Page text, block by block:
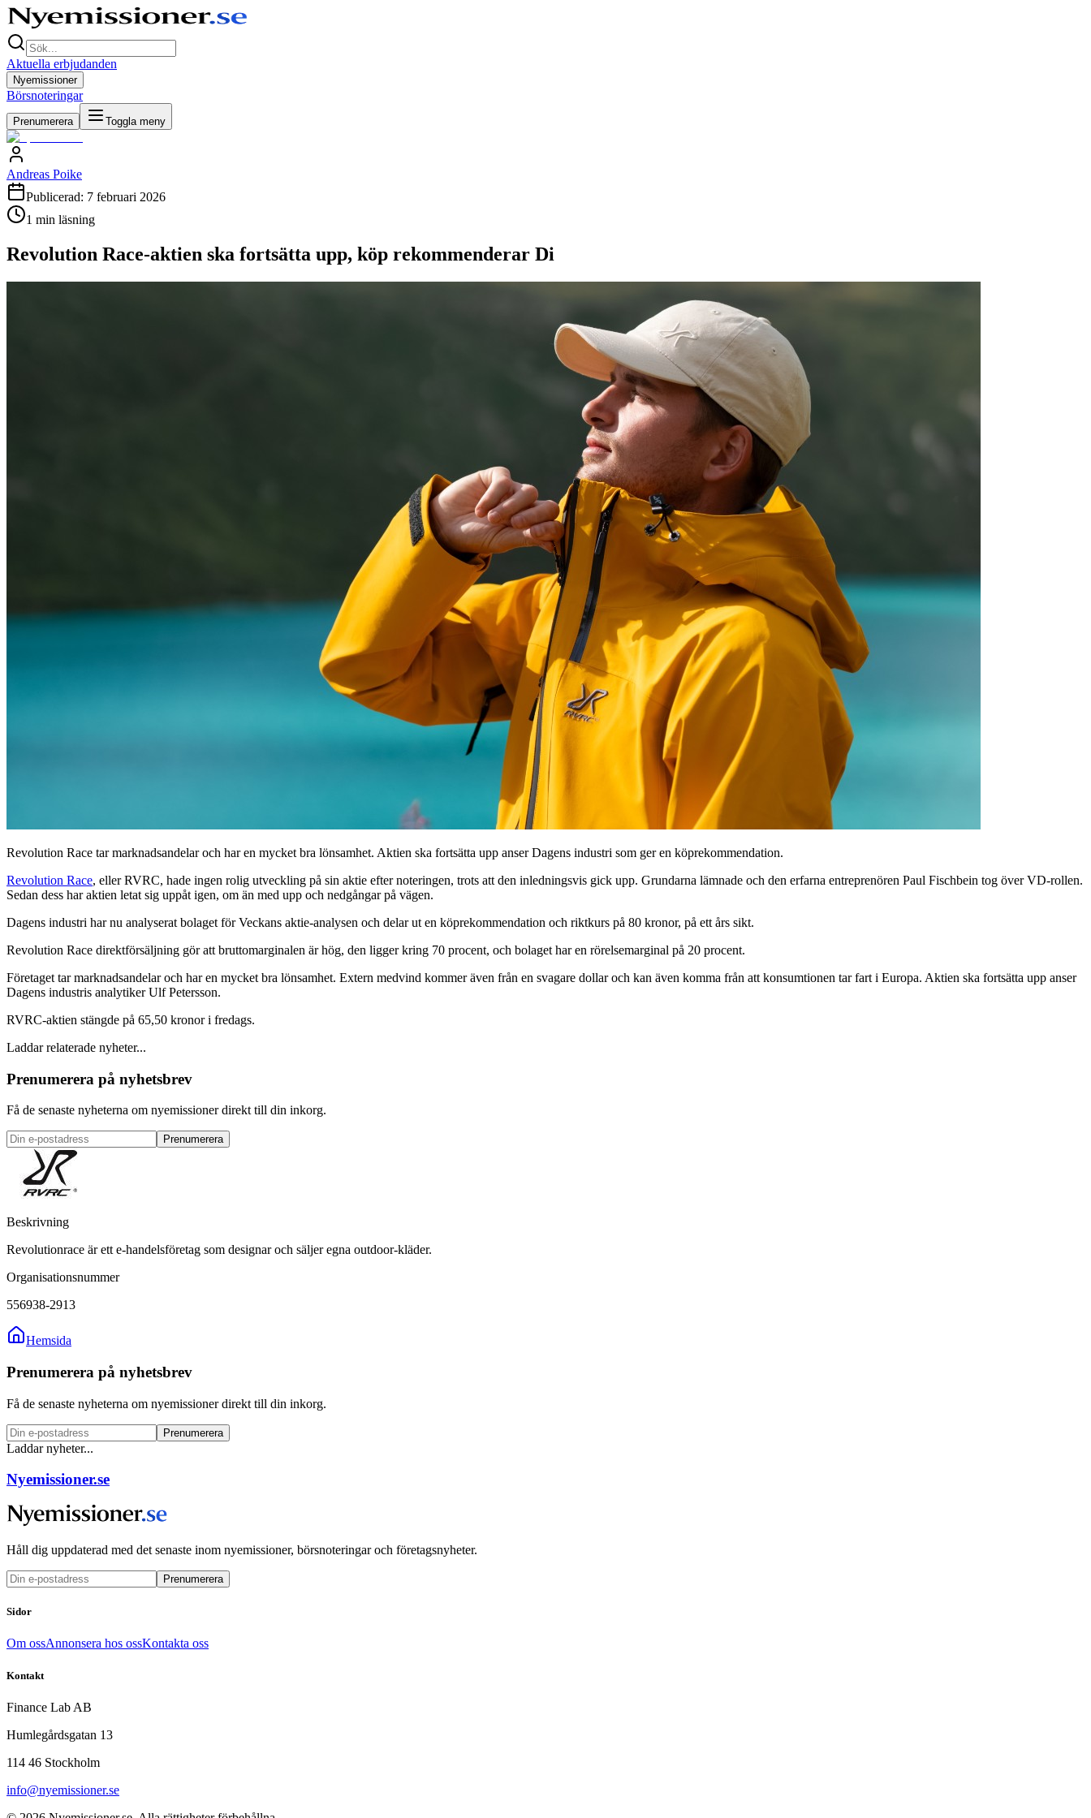
Aktuella erbjudanden
Nyemissioner
Börsnoteringar
Prenumerera Toggla meny
Andreas Poike
Publicerad: 7 februari 2026
1 min läsning
Revolution Race-aktien ska fortsätta upp, köp rekommenderar Di
Revolution Race tar marknadsandelar och har en mycket bra lönsamhet. Aktien ska fortsätta upp anser Dagens industri som ger en köprekommendation.
Revolution Race, eller RVRC, hade ingen rolig utveckling på sin aktie efter noteringen, trots att den inledningsvis gick upp. Grundarna lämnade och den erfarna entreprenören Paul Fischbein tog över VD-rollen.
Sedan dess har aktien letat sig uppåt igen, om än med upp och nedgångar på vägen.
Dagens industri har nu analyserat bolaget för Veckans aktie-analysen och delar ut en köprekommendation och riktkurs på 80 kronor, på ett års sikt.
Revolution Race direktförsäljning gör att bruttomarginalen är hög, den ligger kring 70 procent, och bolaget har en rörelsemarginal på 20 procent.
Företaget tar marknadsandelar och har en mycket bra lönsamhet. Extern medvind kommer även från en svagare dollar och kan även komma från att konsumtionen tar fart i Europa. Aktien ska fortsätta upp anser
Dagens industris analytiker Ulf Petersson.
RVRC-aktien stängde på 65,50 kronor i fredags.
Laddar relaterade nyheter...
Prenumerera på nyhetsbrev
Få de senaste nyheterna om nyemissioner direkt till din inkorg.
Prenumerera
Beskrivning
Revolutionrace är ett e-handelsföretag som designar och säljer egna outdoor-kläder.
Organisationsnummer
556938-2913
Hemsida
Prenumerera på nyhetsbrev
Få de senaste nyheterna om nyemissioner direkt till din inkorg.
Prenumerera
Laddar nyheter...
Nyemissioner.se
Håll dig uppdaterad med det senaste inom nyemissioner, börsnoteringar och företagsnyheter.
Prenumerera
Sidor
Om ossAnnonsera hos ossKontakta oss
Kontakt
Finance Lab AB
Humlegårdsgatan 13
114 46 Stockholm
info@nyemissioner.se